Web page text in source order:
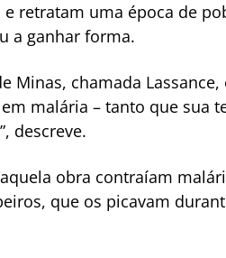
retratam uma época de
a ganhar forma.
Minas, chamada
malária – tanto que sua
descreve.
obra contraíam
que os picavam